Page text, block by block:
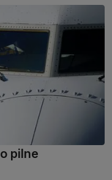
pilne